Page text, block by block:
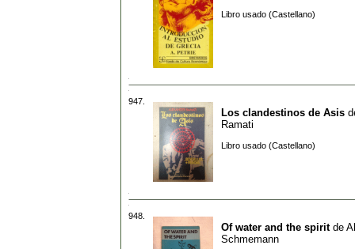
Libro usado (Castellano)
947.
Los clandestinos de Asis
Ramati
Libro usado (Castellano)
948.
Of water and the spiritde
Schmemann